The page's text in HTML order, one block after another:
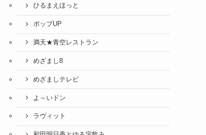
ひるまえほっと
ポップUP
満天★青空レストラン
めざまし8
めざましテレビ
よ～いドン
ラヴィット